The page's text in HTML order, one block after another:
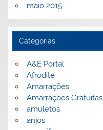
maio 2015
Categorias
A&E Portal
Afrodite
Amarrações
Amarrações Gratuitas
amuletos
anjos